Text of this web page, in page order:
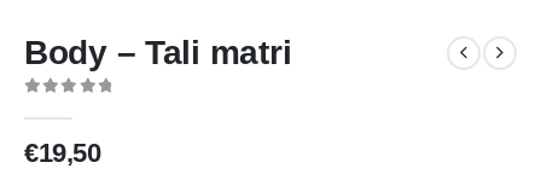
Body – Tali matri
€19,50